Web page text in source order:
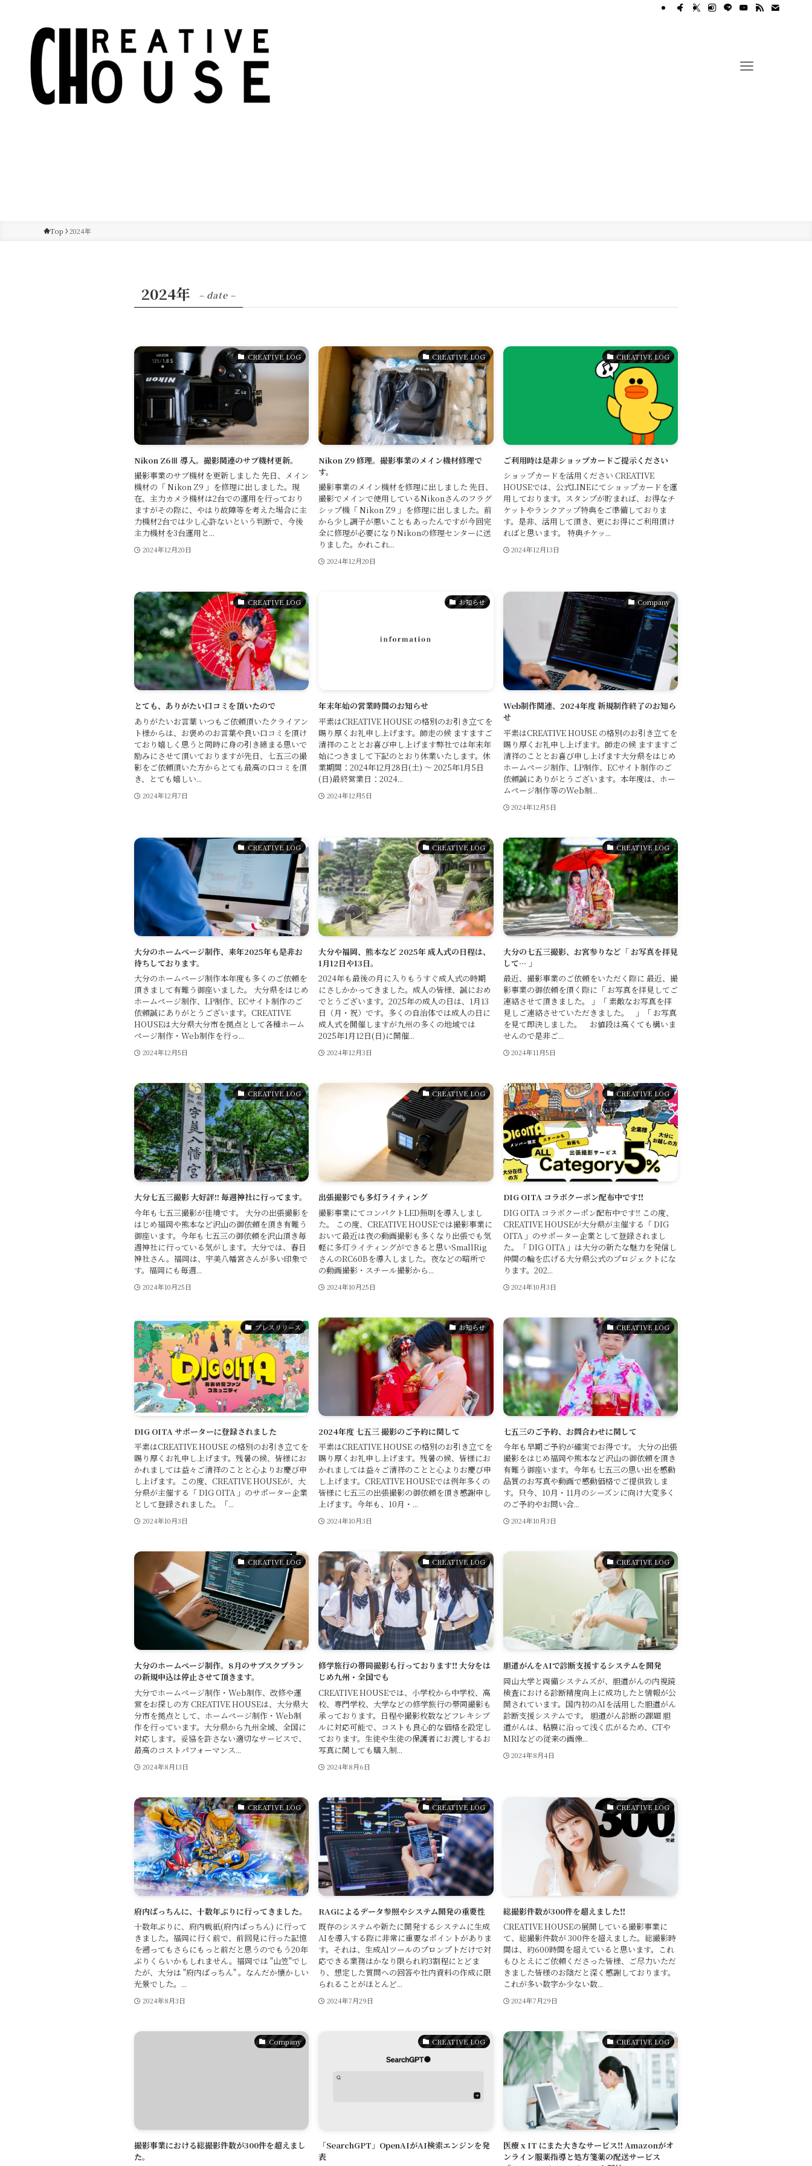
Service
Reservation
公式アプリ
Contact
Top 2024年
2024年 – date –
CREATIVE LOG
Nikon Z6Ⅲ 導入。撮影関連のサブ機材更新。
撮影事業のサブ機材を更新しました 先日、メイン
機材の「 Nikon Z9 」を修理に出しました。現
在、主力カメラ機材は2台での運用を行っており
ますがその際に、やはり故障等を考えた場合に主
力機材2台では少し心許ないという判断で、今後
主力機材を3台運用と...
2024年12月20日
CREATIVE LOG
Nikon Z9 修理。撮影事業のメイン機材修理で
す。
撮影事業のメイン機材を修理に出しました 先日、
撮影でメインで使用しているNikonさんのフラグ
シップ機「 Nikon Z9 」を修理に出しました。前
から少し調子が悪いこともあったんですが今回完
全に修理が必要になりNikonの修理センターに送
りました。かれこれ...
2024年12月20日
CREATIVE LOG
ご利用時は是非ショップカードご提示ください
ショップカードを活用ください CREATIVE
HOUSEでは、公式LINEにてショップカードを運
用しております。スタンプが貯まれば、お得なチ
ケットやランクアップ特典をご準備しておりま
す。是非、活用して頂き、更にお得にご利用頂け
ればと思います。 特典チケッ...
2024年12月13日
CREATIVE LOG
とても、ありがたい口コミを頂いたので
ありがたいお言葉 いつもご依頼頂いたクライアン
ト様からは、お褒めのお言葉や良い口コミを頂け
ており嬉しく思うと同時に身の引き締まる思いで
励みにさせて頂いておりますが先日、七五三の撮
影をご依頼頂いた方からとても最高の口コミを頂
き、とても嬉しい...
2024年12月7日
お知らせ
年末年始の営業時間のお知らせ
平素はCREATIVE HOUSE の格別のお引き立てを
賜り厚くお礼申し上げます。師走の候 ますますご
清祥のこととお喜び申し上げます弊社では年末年
始につきまして下記のとおり休業いたします。休
業期間：2024年12月28日(土) ～ 2025年1月5日
(日)最終営業日：2024...
2024年12月5日
Company
Web制作関連、2024年度 新規制作終了のお知ら
せ
平素はCREATIVE HOUSE の格別のお引き立てを
賜り厚くお礼申し上げます。師走の候 ますますご
清祥のこととお喜び申し上げます大分県をはじめ
ホームページ制作、LP制作、ECサイト制作のご
依頼誠にありがとうございます。本年度は、ホー
ムページ制作等のWeb制...
2024年12月5日
CREATIVE LOG
大分のホームページ制作、来年2025年も是非お
待ちしております。
大分のホームページ制作本年度も多くのご依頼を
頂きまして有難う御座いました。 大分県をはじめ
ホームページ制作、LP制作、ECサイト制作のご
依頼誠にありがとうございます。CREATIVE
HOUSEは大分県大分市を拠点として各種ホーム
ページ制作・Web制作を行っ...
2024年12月5日
CREATIVE LOG
大分や福岡、熊本など 2025年 成人式の日程は、
1月12日や13日。
2024年も最後の月に入りもうすぐ成人式の時期
にさしかかってきました。成人の皆様、誠におめ
でとうございます。2025年の成人の日は、1月13
日（月・祝）です。多くの自治体では成人の日に
成人式を開催しますが九州の多くの地域では
2025年1月12日(日)に開催...
2024年12月3日
CREATIVE LOG
大分の七五三撮影、お宮参りなど「 お写真を拝見
して… 」
最近、撮影事業のご依頼をいただく際に 最近、撮
影事業の御依頼を頂く際に「 お写真を拝見してご
連絡させて頂きました。 」「 素敵なお写真を拝
見しご連絡させていただきました。 」「 お写真
を見て即決しました。 お値段は高くても構いま
せんので是非ご...
2024年11月5日
CREATIVE LOG
大分七五三撮影 大好評!! 毎週神社に行ってます。
今年も七五三撮影が佳境です。 大分の出張撮影を
はじめ福岡や熊本など沢山の御依頼を頂き有難う
御座います。今年も七五三の御依頼を沢山頂き毎
週神社に行っている気がします。大分では、春日
神社さん。福岡は、宇美八幡宮さんが多い印象で
す。福岡にも毎週...
2024年10月25日
CREATIVE LOG
出張撮影でも多灯ライティング
撮影事業にてコンパクトLED照明を導入しまし
た。 この度、CREATIVE HOUSEでは撮影事業に
おいて最近は夜の動画撮影も多くなり出張でも気
軽に多灯ライティングができると思いSmallRig
さんのRC60Bを導入しました。夜などの暗所で
の動画撮影・スチール撮影から...
2024年10月25日
CREATIVE LOG
DIG OITA コラボクーポン配布中です‼️
DIG OITA コラボクーポン配布中です‼️ この度、
CREATIVE HOUSEが大分県が主催する「 DIG
OITA 」のサポーター企業として登録されまし
た。「 DIG OITA 」は大分の新たな魅力を発信し
仲間の輪を広げる大分県公式のプロジェクトにな
ります。202...
2024年10月3日
プレスリリース
DIG OITA サポーターに登録されました
平素はCREATIVE HOUSE の格別のお引き立てを
賜り厚くお礼申し上げます。残暑の候、皆様にお
かれましては益々ご清祥のことと心よりお慶び申
し上げます。この度、CREATIVE HOUSEが、大
分県が主催する「 DIG OITA 」のサポーター企業
として登録されました。「...
2024年10月3日
お知らせ
2024年度 七五三 撮影のご予約に関して
平素はCREATIVE HOUSE の格別のお引き立てを
賜り厚くお礼申し上げます。残暑の候、皆様にお
かれましては益々ご清祥のことと心よりお慶び申
し上げます。CREATIVE HOUSEでは例年多くの
皆様に七五三の出張撮影の御依頼を頂き感謝申し
上げます。今年も、10月・...
2024年10月3日
CREATIVE LOG
七五三のご予約、お問合わせに関して
今年も早期ご予約が確実でお得です。 大分の出張
撮影をはじめ福岡や熊本など沢山の御依頼を頂き
有難う御座います。今年も七五三の思い出を感動
品質のお写真や動画で感動価格でご提供致しま
す。只今、10月・11月のシーズンに向け大変多く
のご予約やお問い合...
2024年10月3日
CREATIVE LOG
大分のホームページ制作。8月のサブスクプラン
の新規申込は停止させて頂きます。
大分でホームページ制作・Web制作、改修や運
営をお探しの方 CREATIVE HOUSEは、大分県大
分市を拠点として、ホームページ制作・Web制
作を行っています。大分県から九州全域、全国に
対応します。妥協を許さない適切なサービスで、
最高のコストパフォーマンス...
2024年8月13日
CREATIVE LOG
修学旅行の帯同撮影も行っております‼️ 大分をは
じめ九州・全国でも
CREATIVE HOUSEでは、小学校から中学校、高
校、専門学校、大学などの修学旅行の帯同撮影も
承っております。日程や撮影枚数などフレキシブ
ルに対応可能で、コストも良心的な価格を設定し
ております。生徒や生徒の保護者にお渡しするお
写真に関しても購入制...
2024年8月6日
CREATIVE LOG
胆道がんをAIで診断支援するシステムを開発
岡山大学と両備システムズが、胆道がんの内視鏡
検査における診断精度向上に成功したと情報が公
開されています。国内初のAIを活用した胆道がん
診断支援システムです。 胆道がん診断の課題 胆
道がんは、粘膜に沿って浅く広がるため、CTや
MRIなどの従来の画像...
2024年8月4日
CREATIVE LOG
府内ぱっちんに、十数年ぶりに行ってきました。
十数年ぶりに、府内戦紙(府内ぱっちん) に行って
きました。福岡に行く前で、前回見に行った記憶
を遡ってもさらにもっと前だと思うのでもう20年
ぶりくらいかもしれません。福岡では "山笠"でし
たが、大分は "府内ぱっちん" 。なんだか懐かしい
光景でした。...
2024年8月3日
CREATIVE LOG
RAGによるデータ参照やシステム開発の重要性
既存のシステムや新たに開発するシステムに生成
AIを導入する際に非常に重要なポイントがありま
す。それは、生成AIツールのプロンプトだけで対
応できる業務はかなり限られ約3割程にとどま
り、想定した質問への回答や社内資料の作成に限
られることがほとんど...
2024年7月29日
CREATIVE LOG
総撮影件数が300件を超えました‼️
CREATIVE HOUSEの展開している撮影事業に
て、総撮影件数が 300件を超えました。総撮影時
間は、約600時間を超えていると思います。これ
もひとえにご依頼くださった皆様、ご尽力いただ
きました皆様のお陰だと深く感謝しております。
これが多い数字か少ない数...
2024年7月29日
Company
撮影事業における総撮影件数が300件を超えまし
た。
CREATIVE LOG
「SearchGPT」OpenAIがAI検索エンジンを発
表
CREATIVE LOG
医療 x IT にまた大きなサービス‼️ Amazonがオ
ンライン服薬指導と処方箋薬の配送サービス